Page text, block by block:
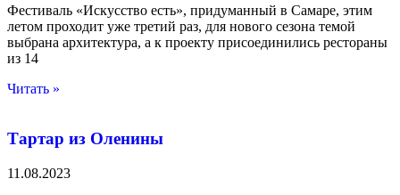
Фестиваль «Искусство есть», придуманный в Самаре, этим
летом проходит уже третий раз, для нового сезона темой
выбрана архитектура, а к проекту присоединились рестораны
из 14
Читать »
Тартар из Оленины
11.08.2023